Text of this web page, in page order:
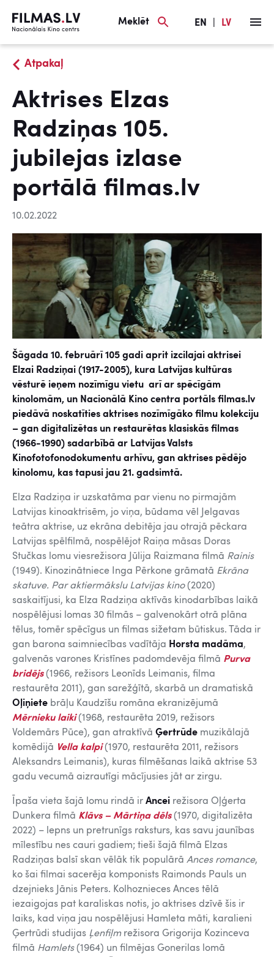
Meklēt EN LV
Atpakaļ
Aktrises Elzas
Radziņas 105.
jubilejas izlase
portālā filmas.lv
10.02.2022
Šāgada 10. februārī 105 gadi aprit izcilajai aktrisei
Elzai Radziņai (1917-2005), kura Latvijas kultūras
vēsturē ieņem nozīmīgu vietu arī ar spēcīgām
kinolomām, un Nacionālā Kino centra portāls filmas.lv
piedāvā noskatīties aktrises nozīmīgāko filmu kolekciju
– gan digitalizētas un restaurētas klasiskās filmas
(1966-1990) sadarbībā ar Latvijas Valsts
Kinofotofonodokumentu arhīvu, gan aktrises pēdējo
kinolomu, kas tapusi jau 21. gadsimtā.
Elza Radziņa ir uzskatāma par vienu no pirmajām
Latvijas kinoaktrisēm, jo viņa, būdama vēl Jelgavas
teātra aktrise, uz ekrāna debitēja jau otrajā pēckara
Latvijas spēlfilmā, nospēlējot Raiņa māsas Doras
Stučkas lomu viesrežisora Jūlija Raizmana filmā Rainis
(1949). Kinozinātniece Inga Pērkone grāmatā Ekrāna
skatuve. Par aktiermākslu Latvijas kino(2020)
saskaitījusi, ka Elza Radziņa aktīvās kinodarbības laikā
nospēlējusi lomas 30 filmās – galvenokārt otrā plāna
tēlus, tomēr spēcīgus un filmas sižetam būtiskus. Tāda ir
gan barona saimniecības vadītāja Horsta madāma,
galvenās varones Kristīnes padomdevēja filmā Purva
bridējs(1966, režisors Leonīds Leimanis, filma
restaurēta 2011), gan sarežģītā, skarbā un dramatiskā
Oļiņiete brāļu Kaudzīšu romāna ekranizējumā
Mērnieku laiki(1968, restaurēta 2019, režisors
Voldemārs Pūce), gan atraktīvā Ģertrūde muzikālajā
komēdijā Vella kalpi(1970, restaurēta 2011, režisors
Aleksandrs Leimanis), kuras filmēšanas laikā aktrise 53
gadu vecumā aizrautīgi mācījusies jāt ar zirgu.
Īpaša vieta šajā lomu rindā ir Ancei režisora Oļģerta
Dunkera filmā Klāvs – Mārtiņa dēls(1970, digitalizēta
2022) – lepns un pretrunīgs raksturs, kas savu jaunības
mīlestību nes cauri gadiem; tieši šajā filmā Elzas
Radziņas balsī skan vēlāk tik populārā Ances romance,
ko šai filmai sacerēja komponists Raimonds Pauls un
dzejnieks Jānis Peters. Kolhoznieces Ances tēlā
iezaigojas pat karaliskas notis, jo aktrises dzīvē šis ir
laiks, kad viņa jau nospēlējusi Hamleta māti, karalieni
Ģertrūdi studijas Ļenfiļmrežisora Grigorija Kozinceva
filmā Hamlets(1964) un filmējas Gonerilas lomā